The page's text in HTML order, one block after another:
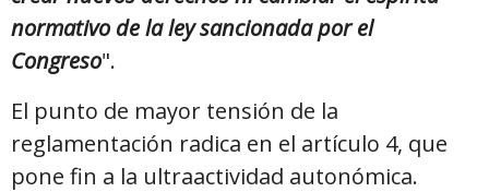
normativo de la ley sancionada por el
Congreso".
El punto de mayor tensión de la
reglamentación radica en el artículo 4, que
pone fin a la ultraactividad autonómica.